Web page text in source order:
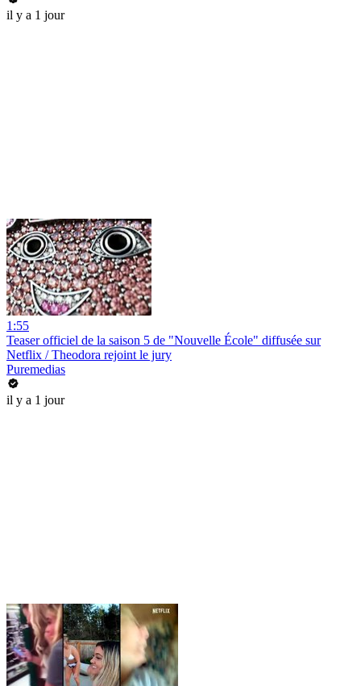
il y a 1 jour
1:55
Teaser officiel de la saison 5 de "Nouvelle École" diffusée sur
Netflix / Theodora rejoint le jury
Puremedias
il y a 1 jour